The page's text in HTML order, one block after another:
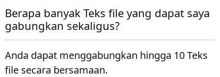
Berapa banyak Teks file yang dapat saya
gabungkan sekaligus?
Anda dapat menggabungkan hingga 10 Teks
file secara bersamaan.